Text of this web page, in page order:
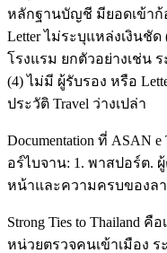
หลักฐานบัญชี มียอดเข้าก้
Letter ไม่ระบุแหล่งเงินชั
โรงแรม ยกตัวอย่างเช่น
(4) ไม่มี ผู้รับรอง หรือ
ประวัติ Travel ว่างเปล่า
Documentation ที่ ASAN
อร์ไบจาน: 1. พาสปอร์ต.
หน้าและความครบของล
Strong Ties to Thailand
หน่วยตรวจคนเข้าเมือง